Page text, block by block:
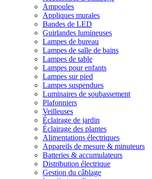
Ampoules
Appliques murales
Bandes de LED
Guirlandes lumineuses
Lampes de bureau
Lampes de salle de bains
Lampes de table
Lampes pour enfants
Lampes sur pied
Lampes suspendues
Luminaires de soubassement
Plafonniers
Veilleuses
Éclairage de jardin
Éclairage des plantes
Alimentations électriques
Appareils de mesure & minuteurs
Batteries & accumulateurs
Distribution électrique
Gestion du câblage